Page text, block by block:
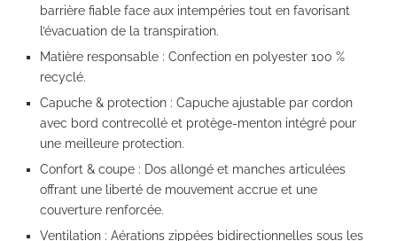
barrière fiable face aux intempéries tout en favorisant
l’évacuation de la transpiration.
Matière responsable : Confection en polyester 100 %
recyclé.
Capuche & protection : Capuche ajustable par cordon
avec bord contrecollé et protège-menton intégré pour
une meilleure protection.
Confort & coupe : Dos allongé et manches articulées
offrant une liberté de mouvement accrue et une
couverture renforcée.
Ventilation : Aérations zippées bidirectionnelles sous les